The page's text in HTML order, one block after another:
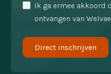
Ik ga ermee akkoord
ontvangen van